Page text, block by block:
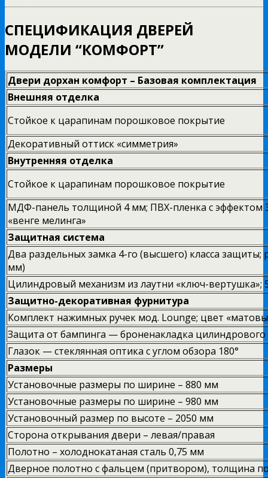
СПЕЦИФИКАЦИЯ ДВЕРЕЙ
МОДЕЛИ “КОМФОРТ”
Двери дорхан комфорт – Базовая комплектация
Внешняя отделка
Стойкое к царапинам порошковое покрытие
Декоративный оттиск «симметрия»
Внутренняя отделка
Стойкое к царапинам порошковое покрытие
МДФ-панель толщиной 4 мм; ПВХ-пленка с эффектом
«венге мелинга»
Защитная система
Два раздельных замка 4-го (высшего) класса защиты;
мм)
Цилиндровый механизм из лаутни «ключ-вертушка»;
Защитно-декоративная фурнитура
Комплект нажимных ручек мод. Lounge; цвет
Защита от бампинга — броненакладка
Глазок — стеклянная оптика с углом обзора 180°
Размеры
Установочные размеры по ширине – 880 мм
Установочные размеры по ширине – 980 мм
Установочный размер по высоте – 2050 мм
Сторона открывания двери – левая/правая
Полотно – холоднокатаная сталь 0,75 мм
Дверное полотно с фальцем (притвором), толщина